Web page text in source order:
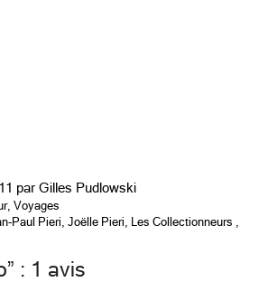
par Gilles Pudlowski
, Voyages
Paul Pieri, Joëlle Pieri, Les Collectionneurs ,
” : 1 avis